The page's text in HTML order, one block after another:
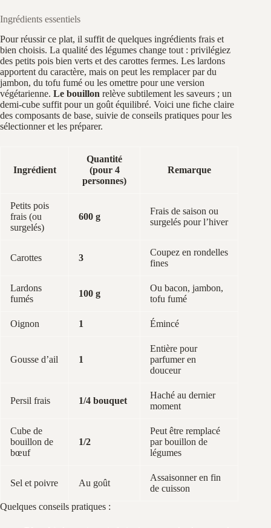
Ingrédients essentiels
Pour réussir ce plat, il suffit de quelques ingrédients frais et
bien choisis. La qualité des légumes change tout : privilégiez
des petits pois bien verts et des carottes fermes. Les lardons
apportent du caractère, mais on peut les remplacer par du
jambon, du tofu fumé ou les omettre pour une version
végétarienne. Le bouillon relève subtilement les saveurs ; un
demi-cube suffit pour un goût équilibré. Voici une fiche claire
des composants de base, suivie de conseils pratiques pour les
sélectionner et les préparer.
Ingrédient
Quantité
(pour 4
personnes)
Remarque
Petits pois
frais (ou
surgelés)
600 g
Frais de saison ou
surgelés pour l’hiver
Carottes 3
Coupez en rondelles
fines
Lardons
fumés
100 g
Ou bacon, jambon,
tofu fumé
Oignon 1 Émincé
Gousse d’ail 1
Entière pour
parfumer en
douceur
Persil frais 1/4 bouquet
Haché au dernier
moment
Cube de
bouillon de
bœuf
1/2
Peut être remplacé
par bouillon de
légumes
Sel et poivre Au goût
Assaisonner en fin
de cuisson
Quelques conseils pratiques :